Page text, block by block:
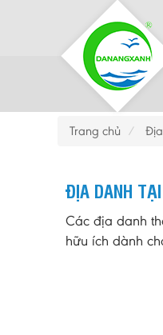
Trang chủ
ĐỊA DANH
Các địa danh
hữu ích dành